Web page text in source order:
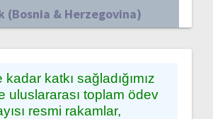
(Bosnia & Herzegovina)
katkı sağladığımız
uluslararası toplam ödev
resmi rakamlar,